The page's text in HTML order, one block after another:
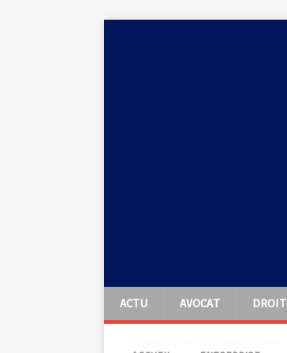
ACTU AVOCAT DROIT